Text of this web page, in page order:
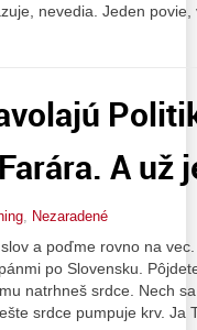
nevedia. Jeden
A už
, Nezaradené
a poďme rovno na
po Slovensku.
natrhneš srdce. Nech
srdce pumpuje krv. Ja